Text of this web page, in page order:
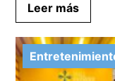
Leer más